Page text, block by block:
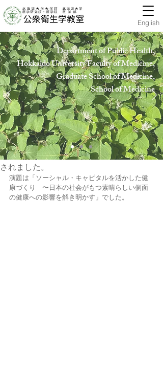
English
Department of Public Health,
Hokkaido University Faculty of Medicine,
Graduate School of Medicine,
School of Medicine
「ハーバード公衆衛生大学院学部長・教授
Ichiro Kawachi先生」特別セミナーが開催
されました。
publichealth-offic
2016年6月1日
演題は「ソーシャル・キャピタルを活かした健
康づくり　〜日本の社会がもつ素晴らしい側面
の健康への影響を解き明かす」でした。